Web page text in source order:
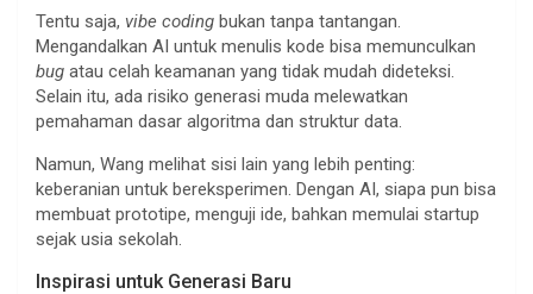
Tentu saja, vibe coding bukan tanpa tantangan.
Mengandalkan AI untuk menulis kode bisa memunculkan
bug atau celah keamanan yang tidak mudah dideteksi.
Selain itu, ada risiko generasi muda melewatkan
pemahaman dasar algoritma dan struktur data.
Namun, Wang melihat sisi lain yang lebih penting:
keberanian untuk bereksperimen. Dengan AI, siapa pun bisa
membuat prototipe, menguji ide, bahkan memulai startup
sejak usia sekolah.
Inspirasi untuk Generasi Baru